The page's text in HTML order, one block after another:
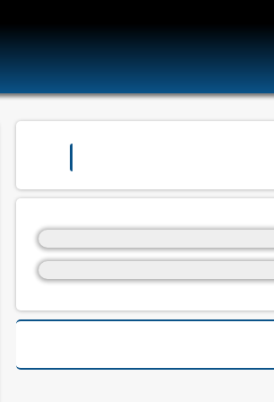
الموجودة في هذه المقالة